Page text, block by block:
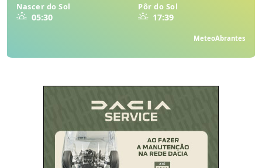
Nascer do Sol
05:30
Pôr do Sol
17:39
MeteoAbrantes